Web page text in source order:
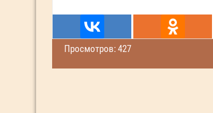
Просмотров: 427